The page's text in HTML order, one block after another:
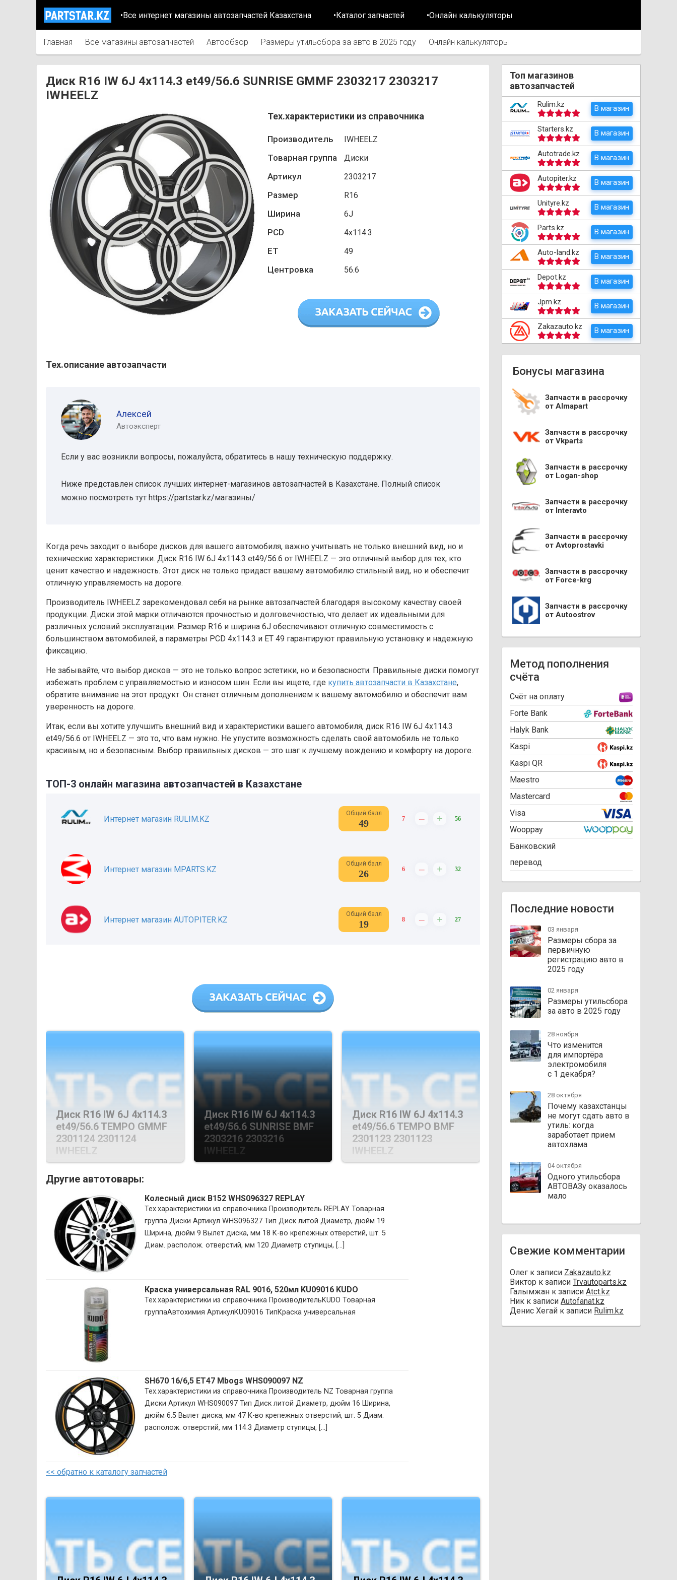
•Все интернет магазины автозапчастей Казахстана •Каталог запчастей •Онлайн калькуляторы
Главная Все магазины автозапчастей Автообзор Размеры утильсбора за авто в 2025 году Онлайн калькуляторы
Диск R16 IW 6J 4х114.3 et49/56.6 SUNRISE GMMF 2303217 2303217
IWHEELZ
Тех.характеристики из справочника
Производитель IWHEELZ
Товарная группа Диски
Артикул 2303217
Размер R16
Ширина 6J
PCD 4х114.3
ET 49
Центровка 56.6
Тех.описание автозапчасти
Алексей
Автоэксперт
Если у вас возникли вопросы, пожалуйста, обратитесь в нашу техническую поддержку.
Ниже представлен список лучших интернет-магазинов автозапчастей в Казахстане. Полный список
можно посмотреть тут https://partstar.kz/магазины/
Когда речь заходит о выборе дисков для вашего автомобиля, важно учитывать не только внешний вид, но и
технические характеристики. Диск R16 IW 6J 4х114.3 et49/56.6 от IWHEELZ — это отличный выбор для тех, кто
ценит качество и надежность. Этот диск не только придаст вашему автомобилю стильный вид, но и обеспечит
отличную управляемость на дороге.
Производитель IWHEELZ зарекомендовал себя на рынке автозапчастей благодаря высокому качеству своей
продукции. Диски этой марки отличаются прочностью и долговечностью, что делает их идеальными для
различных условий эксплуатации. Размер R16 и ширина 6J обеспечивают отличную совместимость с
большинством автомобилей, а параметры PCD 4х114.3 и ET 49 гарантируют правильную установку и надежную
фиксацию.
Не забывайте, что выбор дисков — это не только вопрос эстетики, но и безопасности. Правильные диски помогут
избежать проблем с управляемостью и износом шин. Если вы ищете, где купить автозапчасти в Казахстане,
обратите внимание на этот продукт. Он станет отличным дополнением к вашему автомобилю и обеспечит вам
уверенность на дороге.
Итак, если вы хотите улучшить внешний вид и характеристики вашего автомобиля, диск R16 IW 6J 4х114.3
et49/56.6 от IWHEELZ — это то, что вам нужно. Не упустите возможность сделать свой автомобиль не только
красивым, но и безопасным. Выбор правильных дисков — это шаг к лучшему вождению и комфорту на дороге.
ТОП-3 онлайн магазина автозапчастей в Казахстане
Интернет магазин RULIM.KZ
Общий балл
49 7 – + 56
Интернет магазин MPARTS.KZ
Общий балл
26 6 – + 32
Интернет магазин AUTOPITER.KZ
Общий балл
19 8 – + 27
Диск R16 IW 6J 4х114.3
et49/56.6 TEMPO GMMF
2301124 2301124
IWHEELZ
Диск R16 IW 6J 4х114.3
et49/56.6 SUNRISE BMF
2303216 2303216
IWHEELZ
Диск R16 IW 6J 4х114.3
et49/56.6 TEMPO BMF
2301123 2301123
IWHEELZ
Другие автотовары:
Колесный диск B152 WHS096327 REPLAY
Тех.характеристики из справочника Производитель REPLAY Товарная
группа Диски Артикул WHS096327 Тип Диск литой Диаметр, дюйм 19
Ширина, дюйм 9 Вылет диска, мм 18 К-во крепежных отверстий, шт. 5
Диам. располож. отверстий, мм 120 Диаметр ступицы, [...]
Краска универсальная RAL 9016, 520мл KU09016 KUDO
Тех.характеристики из справочника ПроизводительKUDO Товарная
группаАвтохимия АртикулKU09016 ТипКраска универсальная
SH670 16/6,5 ET47 Mbogs WHS090097 NZ
Тех.характеристики из справочника Производитель NZ Товарная группа
Диски Артикул WHS090097 Тип Диск литой Диаметр, дюйм 16 Ширина,
дюйм 6.5 Вылет диска, мм 47 К-во крепежных отверстий, шт. 5 Диам.
располож. отверстий, мм 114.3 Диаметр ступицы, [...]
<< обратно к каталогу запчастей
Топ магазинов
автозапчастей
Rulim.kz В магазин
Starters.kz В магазин
Autotrade.kz В магазин
Autopiter.kz В магазин
Unityre.kz В магазин
Parts.kz В магазин
Auto-land.kz В магазин
Depot.kz В магазин
Jpm.kz В магазин
Zakazauto.kz В магазин
Бонусы магазина
Запчасти в рассрочку
от Almapart
Запчасти в рассрочку
от Vkparts
Запчасти в рассрочку
от Logan-shop
Запчасти в рассрочку
от Interavto
Запчасти в рассрочку
от Avtoprostavki
Запчасти в рассрочку
от Force-krg
Запчасти в рассрочку
от Autoostrov
Метод пополнения
счёта
Cчёт на оплату
Forte Bank
Halyk Bank
Kaspi
Kaspi QR
Maestro
Mastercard
Visa
Wooppay
Банковский
перевод
Последние новости
03 января
Размеры сбора за
первичную
регистрацию авто в
2025 году
02 января
Размеры утильсбора
за авто в 2025 году
28 ноября
Что изменится
для импортёра
электромобиля
с 1 декабря?
28 октября
Почему казахстанцы
не могут сдать авто в
утиль: когда
заработает прием
автохлама
04 октября
Одного утильсбора
АВТОВАЗу оказалось
мало
Свежие комментарии
Олег к записи Zakazauto.kz
Виктор к записи Trvautoparts.kz
Галымжан к записи Atct.kz
Ник к записи Autofanat.kz
Денис Хегай к записи Rulim.kz